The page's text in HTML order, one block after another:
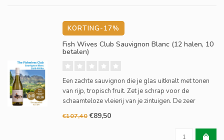
KORTING-17%
Fish Wives Club Sauvignon Blanc (12 halen, 10
betalen)
Een zachte sauvignon die je glas uitknalt met tonen
van rijp, tropisch fruit. Zet je schrap voor de
schaamteloze vleierij van je zintuigen. De zeer
fruitige neus en aanhoudende afdronk.
€107,40€89,50